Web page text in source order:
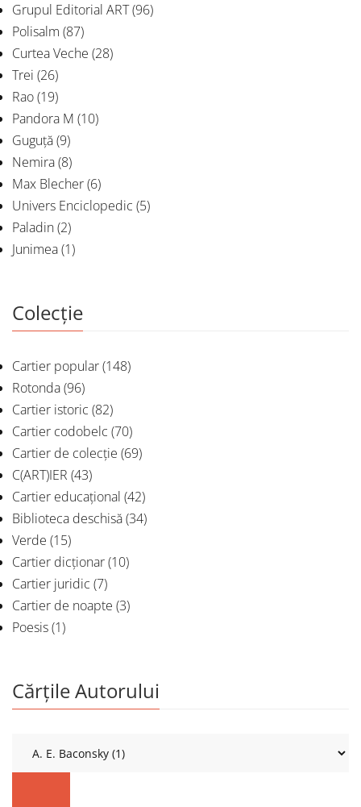
Grupul Editorial ART(96)
Polisalm (87)
Curtea Veche (28)
Trei (26)
Rao(19)
Pandora M (10)
Guguță(9)
Nemira(8)
Max Blecher(6)
Univers Enciclopedic (5)
Paladin(2)
Junimea(1)
Colecție
Cartier popular(148)
Rotonda(96)
Cartier istoric (82)
Cartier codobelc (70)
Cartier de colecție (69)
C(ART)IER (43)
Cartier educațional (42)
Biblioteca deschisă(34)
Verde (15)
Cartier dicționar(10)
Cartier juridic (7)
Cartier de noapte (3)
Poesis(1)
Cărțile Autorului